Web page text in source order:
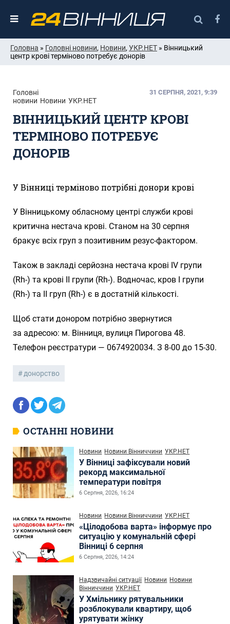
Головна » Головні новини, Новини, УКР.НЕТ » Вінницький
центр крові терміново потребує донорів
Головні
новини Новини УКР.НЕТ
31 СЕРПНЯ, 2021, 9:39
ВІННИЦЬКИЙ ЦЕНТР КРОВІ
ТЕРМІНОВО ПОТРЕБУЄ
ДОНОРІВ
У Вінниці терміново потрібні донори крові
У Вінницькому обласному центрі служби крові
критична нестача крові. Станом на 30 серпня
бракує всіх груп з позитивним резус-фактором.
Також в закладі серйозна нестача крові ІV групи
(Rh-) та крові ІІ групи (Rh-). Водночас, кров І групи
(Rh-) та ІІ груп (Rh-) є в достатній кількості.
Щоб стати донором потрібно звернутися
за адресою: м. Вінниця, вулиця Пирогова 48.
Телефон реєстратури — 0674920034. З 8-00 до 15-30.
донорство
ОСТАННІ НОВИНИ
Новини Новини Вінниччини УКР.НЕТ
У Вінниці зафіксували новий
рекорд максимальної
температури повітря
6 Серпня, 2026, 16:24
Новини Новини Вінниччини УКР.НЕТ
«Цілодобова варта» інформує про
ситуацію у комунальній сфері
Вінниці 6 серпня
6 Серпня, 2026, 14:24
Надзвичайні ситуації Новини Новини
Вінниччини УКР.НЕТ
У Хмільнику рятувальники
розблокували квартиру, щоб
урятувати жінку